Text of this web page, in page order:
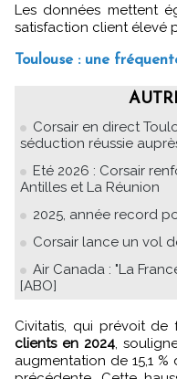
Les données mettent
satisfaction client élevé
Toulouse : une
Corsair en direct
séduction réussie
Eté 2026 : Corsair
Antilles et La Réunion
2025, année record
Corsair lance un vol
Air Canada : "La
[ABO]
Civitatis, qui prévoit
clients en 2024,
augmentation de 15,1